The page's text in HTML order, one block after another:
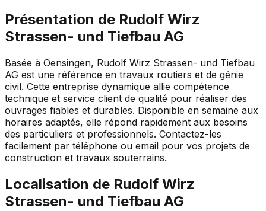
Présentation de Rudolf Wirz
Strassen- und Tiefbau AG
Basée à Oensingen, Rudolf Wirz Strassen- und Tiefbau
AG est une référence en travaux routiers et de génie
civil. Cette entreprise dynamique allie compétence
technique et service client de qualité pour réaliser des
ouvrages fiables et durables. Disponible en semaine aux
horaires adaptés, elle répond rapidement aux besoins
des particuliers et professionnels. Contactez-les
facilement par téléphone ou email pour vos projets de
construction et travaux souterrains.
Localisation de Rudolf Wirz
Strassen- und Tiefbau AG